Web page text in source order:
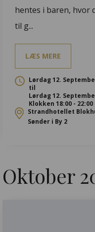
hentes i baren, hvor
til g...
LÆS MERE
Lørdag 12.
til
Lørdag 12.
Klokken 18:00 - 22:00
Strandhotellet
Sønder i By 2
Oktober